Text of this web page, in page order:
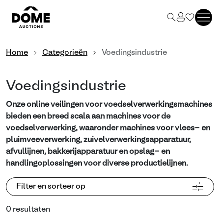
Home Categorieën Voedingsindustrie
Voedingsindustrie
Onze online veilingen voor voedselverwerkingsmachines
bieden een breed scala aan machines voor de
voedselverwerking, waaronder machines voor vlees- en
pluimveeverwerking, zuivelverwerkingsapparatuur,
afvullijnen, bakkerijapparatuur en opslag- en
handlingoplossingen voor diverse productielijnen.
Filter en sorteer op
0 resultaten